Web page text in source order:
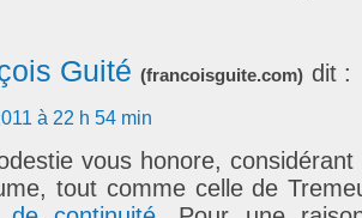
Guité (francoisguite.com) dit :
à 22 h 54 min
vous honore, considérant
tout comme celle de